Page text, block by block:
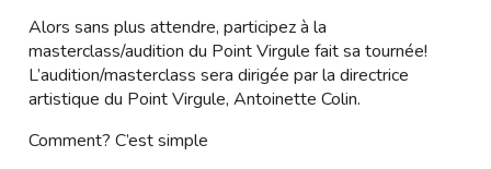
Alors sans plus attendre, participez à la
masterclass/audition du Point Virgule fait sa tournée!
L’audition/masterclass sera dirigée par la directrice
artistique du Point Virgule, Antoinette Colin.
Comment? C’est simple